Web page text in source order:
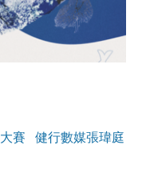
大賽 健行數媒張瑋庭